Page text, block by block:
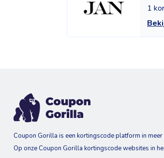
1
Coupon Gorilla is een kortingscode platform in meer
Op onze Coupon Gorilla kortingscode websites in